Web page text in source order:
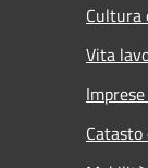
Cultura
Vita